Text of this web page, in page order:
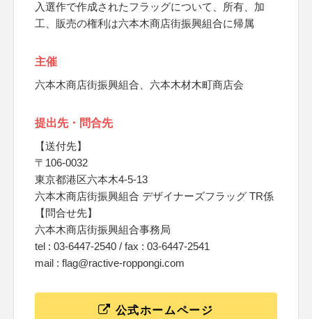
入選作で作成されたフラッグについて、所有、加
工、販売の権利は六本木商店街振興組合に帰属
主催
六本木商店街振興組合、六本木材木町商店会
提出先・問合先
【送付先】
〒106-0032
東京都港区六本木4-5-13
六本木商店街振興組合 デザイナーズフラッグ TR係
【問合せ先】
六本木商店街振興組合事務局
tel : 03-6447-2540 / fax : 03-6447-2541
mail : flag@ractive-roppongi.com
公式ホームページ